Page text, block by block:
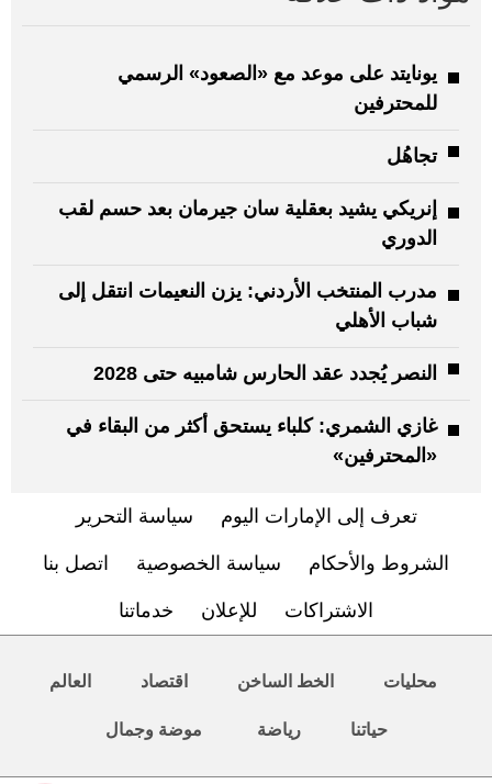
يونايتد على موعد مع «الصعود» الرسمي
للمحترفين
تجاهُل
إنريكي يشيد بعقلية سان جيرمان بعد حسم لقب
الدوري
مدرب المنتخب الأردني: يزن النعيمات انتقل إلى
شباب الأهلي
النصر يُجدد عقد الحارس شامبيه حتى 2028
غازي الشمري: كلباء يستحق أكثر من البقاء في
«المحترفين»
تعرف إلى الإمارات اليوم سياسة التحرير
الشروط والأحكام سياسة الخصوصية اتصل بنا
الاشتراكات للإعلان خدماتنا
محليات الخط الساخن اقتصاد العالم
حياتنا رياضة موضة وجمال